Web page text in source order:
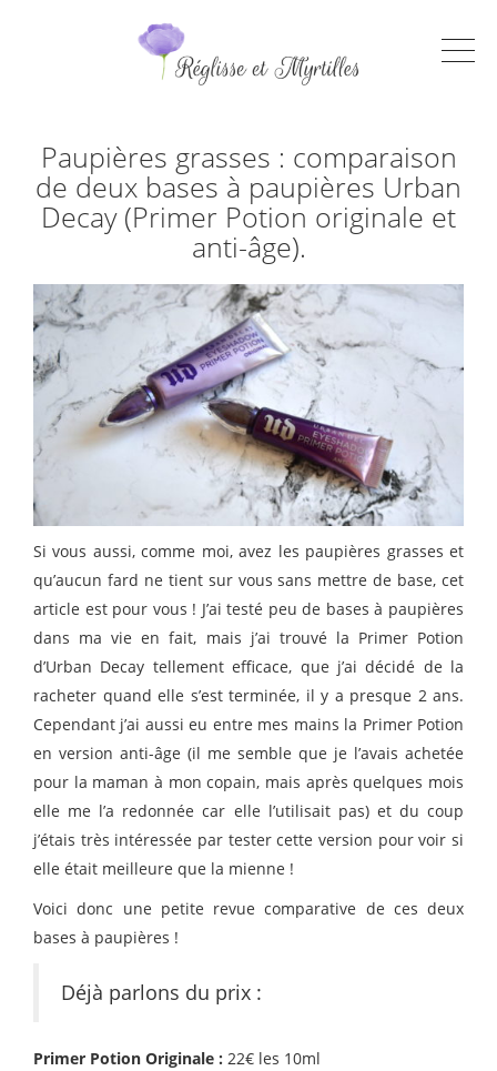
Paupières grasses : comparaison
de deux bases à paupières Urban
Decay (Primer Potion originale et
anti-âge).
Si vous aussi, comme moi, avez les paupières grasses et
qu’aucun fard ne tient sur vous sans mettre de base, cet
article est pour vous ! J’ai testé peu de bases à paupières
dans ma vie en fait, mais j’ai trouvé la Primer Potion
d’Urban Decay tellement efficace, que j’ai décidé de la
racheter quand elle s’est terminée, il y a presque 2 ans.
Cependant j’ai aussi eu entre mes mains la Primer Potion
en version anti-âge (il me semble que je l’avais achetée
pour la maman à mon copain, mais après quelques mois
elle me l’a redonnée car elle l’utilisait pas) et du coup
j’étais très intéressée par tester cette version pour voir si
elle était meilleure que la mienne !
Voici donc une petite revue comparative de ces deux
bases à paupières !
Déjà parlons du prix :
Primer Potion Originale : 22€ les 10ml